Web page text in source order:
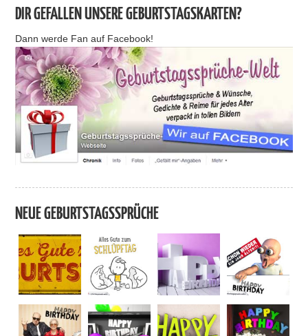
DIR GEFALLEN UNSERE GEBURTSTAGSKARTEN?
Dann werde Fan auf Facebook!
NEUE GEBURTSTAGSSPRÜCHE